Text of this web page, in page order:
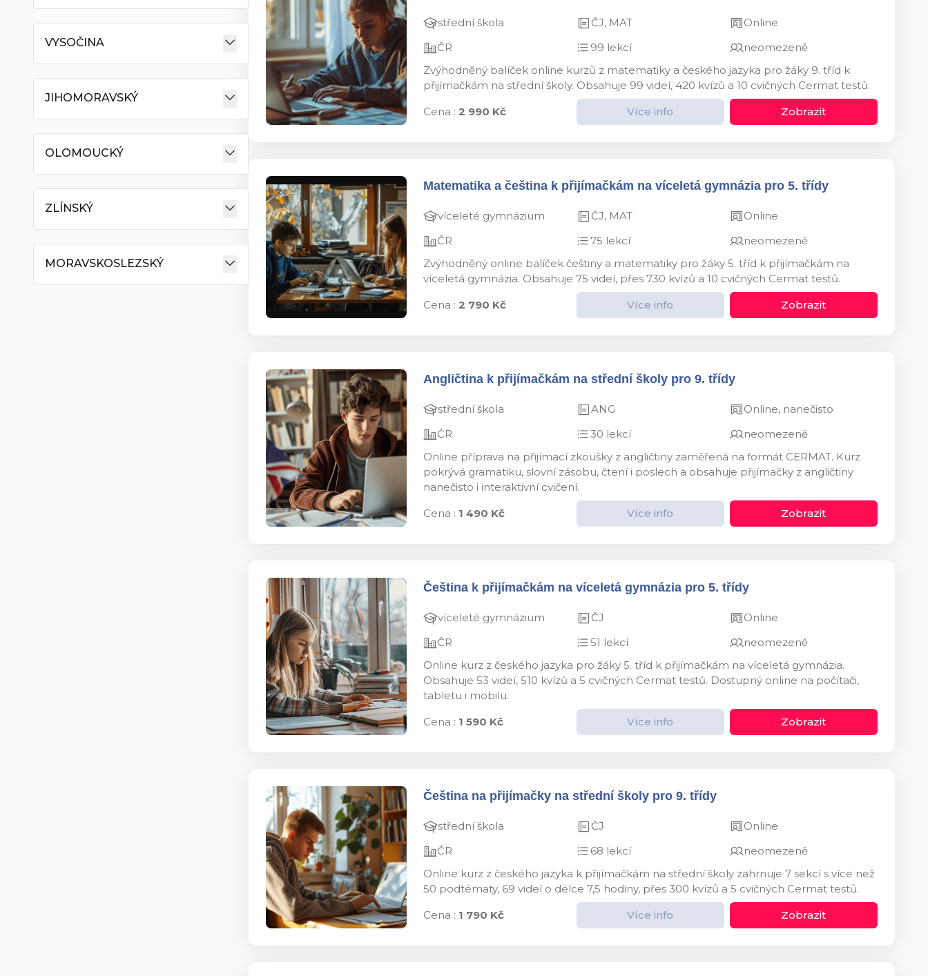
VYSOČINA
JIHOMORAVSKÝ
OLOMOUCKÝ
ZLÍNSKÝ
MORAVSKOSLEZSKÝ
střední škola ČJ, MAT
Online
ČR
99 lekcí
neomezeně
Zvýhodněný balíček online kurzů z matematiky a českého jazyka pro žáky 9. tříd k
přijímačkám na střední školy. Obsahuje 99 videí, 420 kvízů a 10 cvičných Cermat testů.
Cena : 2 990 Kč Více info Zobrazit
Matematika a čeština k přijímačkám na víceletá gymnázia pro 5. třídy
víceleté gymnázium ČJ, MAT
Online
ČR
75 lekcí
neomezeně
Zvýhodněný online balíček češtiny a matematiky pro žáky 5. tříd k přijímačkám na
víceletá gymnázia. Obsahuje 75 videí, přes 730 kvízů a 10 cvičných Cermat testů.
Cena : 2 790 Kč Více info Zobrazit
Angličtina k přijímačkám na střední školy pro 9. třídy
střední škola ANG
Online, nanečisto
ČR
30 lekcí
neomezeně
Online příprava na přijímací zkoušky z angličtiny zaměřená na formát CERMAT. Kurz
pokrývá gramatiku, slovní zásobu, čtení i poslech a obsahuje přijímačky z angličtiny
nanečisto i interaktivní cvičení.
Cena : 1 490 Kč Více info Zobrazit
Čeština k přijímačkám na víceletá gymnázia pro 5. třídy
víceleté gymnázium ČJ
Online
ČR
51 lekcí
neomezeně
Online kurz z českého jazyka pro žáky 5. tříd k přijímačkám na víceletá gymnázia.
Obsahuje 53 videí, 510 kvízů a 5 cvičných Cermat testů. Dostupný online na počítači,
tabletu i mobilu.
Cena : 1 590 Kč Více info Zobrazit
Čeština na přijímačky na střední školy pro 9. třídy
střední škola ČJ
Online
ČR
68 lekcí
neomezeně
Online kurz z českého jazyka k přijímačkám na střední školy zahrnuje 7 sekcí s více než
50 podtématy, 69 videí o délce 7,5 hodiny, přes 300 kvízů a 5 cvičných Cermat testů.
Cena : 1 790 Kč Více info Zobrazit